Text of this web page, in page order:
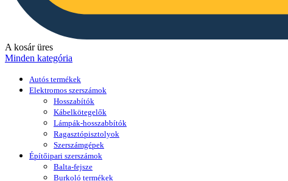
A kosár üres
Minden kategória
Autós termékek
Elektromos szerszámok
Hosszabítók
Kábelkötegelők
Lámpák-hosszabbítók
Ragasztópisztolyok
Szerszámgépek
Építőipari szerszámok
Balta-fejsze
Burkoló termékek